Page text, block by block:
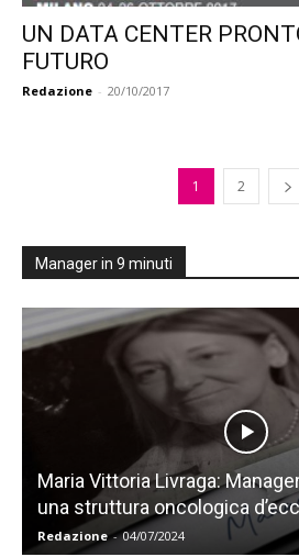
UN DATA CENTER
FUTURO
Redazione - 20/10/2017
1 2
Manager in 9 minuti
Maria Vittoria Livraga:
una struttura oncologica
Redazione - 04/07/2024